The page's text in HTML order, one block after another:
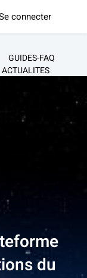
connecter
GUIDES-FAQ
ACTUALITES
du